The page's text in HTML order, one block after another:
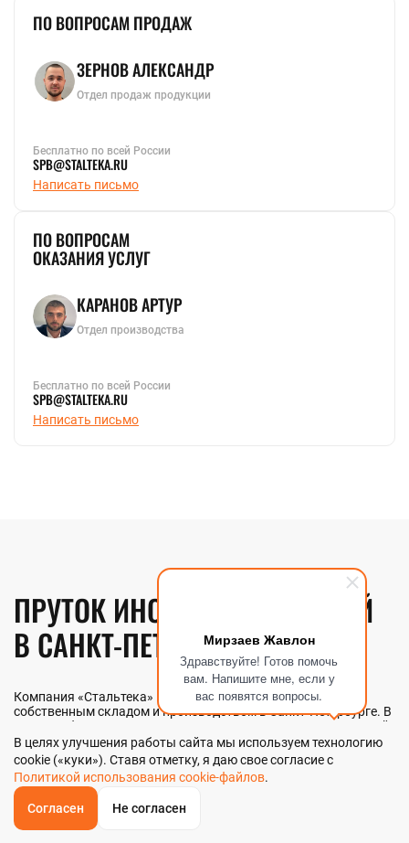
Мирзаев Жавлон
Здравствуйте! Готов помочь
вам. Напишите мне, если у
вас появятся вопросы.
ОБРАТНЫЙЗВОНОК
ПО ВОПРОСАМ ПРОДАЖ
ЗЕРНОВ АЛЕКСАНДР
Отдел продаж продукции
Бесплатно по всей России
SPB@STALTEKA.RU
Написать письмо
ПО ВОПРОСАМ
ОКАЗАНИЯ УСЛУГ
КАРАНОВ АРТУР
Отдел производства
Бесплатно по всей России
SPB@STALTEKA.RU
Написать письмо
ПРУТОК ИНСТРУМЕНТАЛЬНЫЙ
В САНКТ-ПЕТЕРБУРГЕ
Компания «Стальтека» — поставщик металлопроката с
собственным складом и производством в Санкт-Петербурге. В
наличии более 130 видов металлопроката и 70 наименований
металлоизделий — черный, цветной и нержавеющий прокат
любых типоразмеров. Мы реализуем пруток
инструментальный как оптом, так и в розницу прямо со
склада из наличия или под заказ. Контроль качества на всех
этапах — от входного анализа до отгрузки.
Главная
В целях улучшения работы сайта мы используем технологию
cookie («куки»). Ставя отметку, я даю свое согласие с
Политикой использования cookie-файлов.
Согласен Не согласен